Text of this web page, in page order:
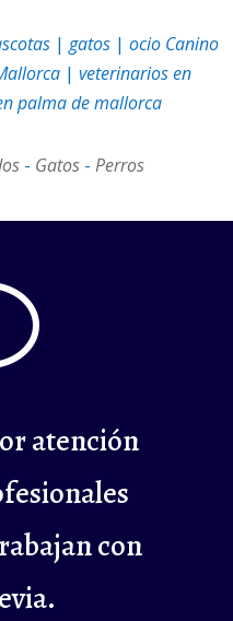
| gatos| ocio Canino
| veterinarios en
palma de mallorca
- Gatos- Perros
atención
con